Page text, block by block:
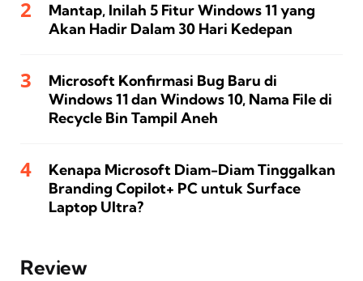
Mantap, Inilah 5 Fitur Windows 11 yang
Akan Hadir Dalam 30 Hari Kedepan
Microsoft Konfirmasi Bug Baru di
Windows 11 dan Windows 10, Nama File di
Recycle Bin Tampil Aneh
Kenapa Microsoft Diam-Diam Tinggalkan
Branding Copilot+ PC untuk Surface
Laptop Ultra?
Review